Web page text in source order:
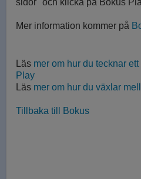
sidor" och klicka på Bokus
Mer information kommer på
Läs mer om hur du tecknar
Play
Läs mer om hur du växlar
Tillbaka till Bokus